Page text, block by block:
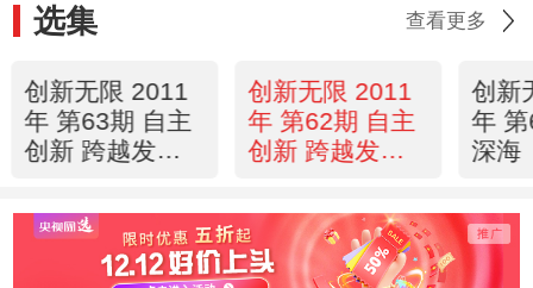
选集 查看更多
创新无限 2011
年 第63期 自主
创新 跨越发展
创新无限 2011
年 第62期 自主
创新 跨越发展
创新
年
深海